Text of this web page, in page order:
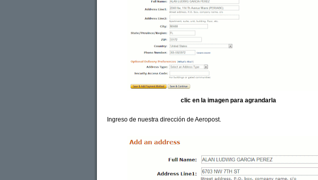
clic en la imagen para agrandarla
Ingreso de nuestra dirección de Aeropost.